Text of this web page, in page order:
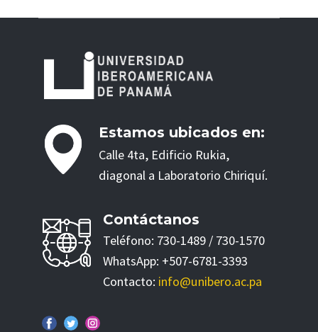
Estamos ubicados en:
Calle 4ta, Edificio Rukia,
diagonal a Laboratorio Chiriquí.
Contáctanos
Teléfono: 730-1489 / 730-1570
WhatsApp: +507-6781-3393
Contacto: info@unibero.ac.pa